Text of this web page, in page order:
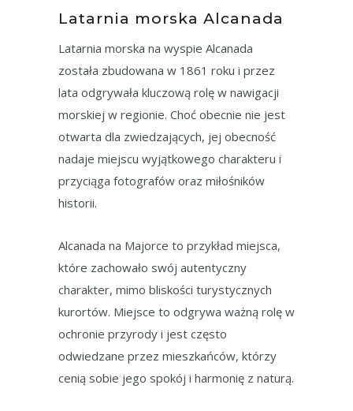
Latarnia morska Alcanada
Latarnia morska na wyspie Alcanada
została zbudowana w 1861 roku i przez
lata odgrywała kluczową rolę w nawigacji
morskiej w regionie. Choć obecnie nie jest
otwarta dla zwiedzających, jej obecność
nadaje miejscu wyjątkowego charakteru i
przyciąga fotografów oraz miłośników
historii.
Alcanada na Majorce to przykład miejsca,
które zachowało swój autentyczny
charakter, mimo bliskości turystycznych
kurortów. Miejsce to odgrywa ważną rolę w
ochronie przyrody i jest często
odwiedzane przez mieszkańców, którzy
cenią sobie jego spokój i harmonię z naturą.